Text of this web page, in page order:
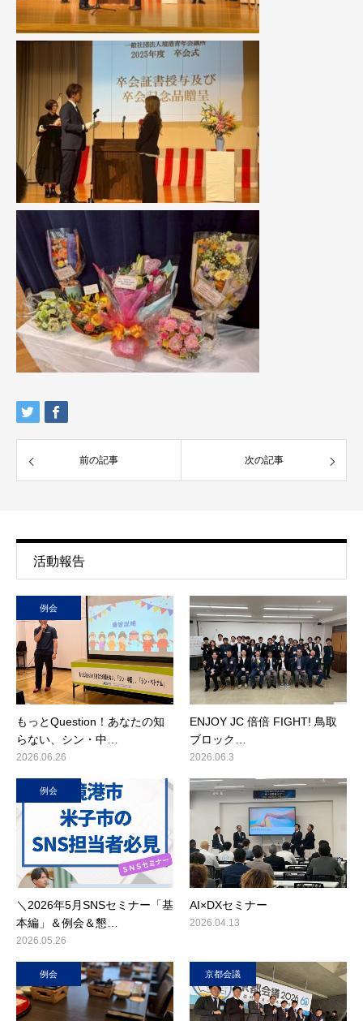
前の記事 次の記事
活動報告
例会
もっとQuestion！あなたの知
らない、シン・中…
2026.06.26
ENJOY JC 倍倍 FIGHT! 鳥取
ブロック…
2026.06.3
例会
＼2026年5月SNSセミナー「基
本編」＆例会＆懇…
2026.05.26
AI×DXセミナー
2026.04.13
例会 京都会議